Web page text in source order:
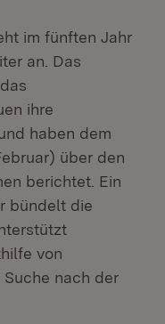
im fünften Jahr
an. Das
ihre
haben dem
über den
berichtet. Ein
bündelt die
von
nach der